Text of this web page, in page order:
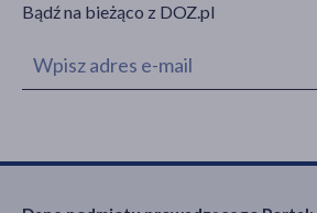
Bądź na bieżąco z DOZ.pl